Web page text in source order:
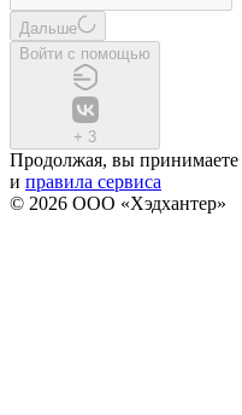
Дальше
Войти с помощью
+ 3
Продолжая, вы принимаете
и правила сервиса
© 2026 ООО «Хэдхантер»